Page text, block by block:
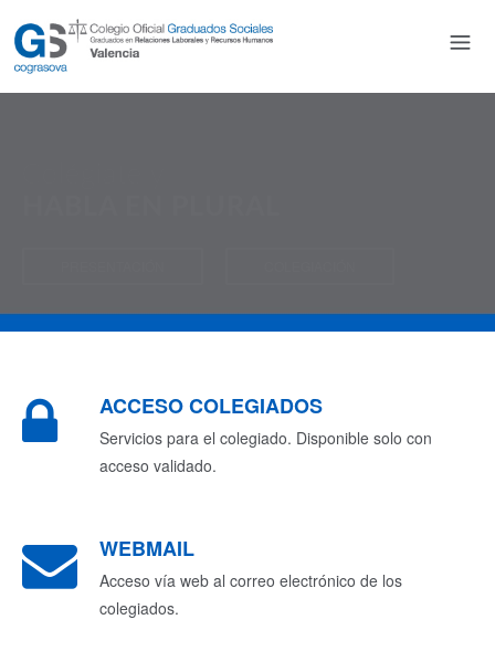
ACCESO COLEGIADOS
Servicios para el colegiado. Disponible solo con
acceso validado.
WEBMAIL
Acceso vía web al correo electrónico de los
colegiados.